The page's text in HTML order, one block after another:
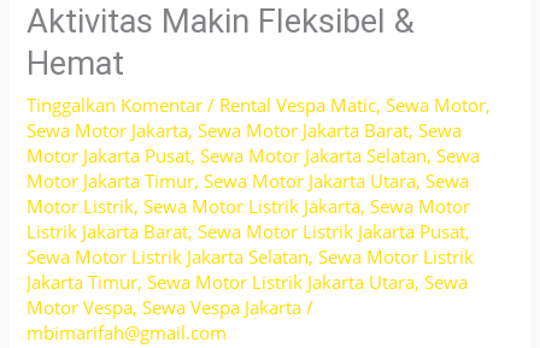
–
Unit
Terawat
&
Siap
Jalan
Aktivitas Makin Fleksibel &
Hemat
Tinggalkan Komentar / Rental Vespa Matic,Sewa Motor,
Sewa Motor Jakarta,Sewa Motor Jakarta Barat,Sewa
Motor Jakarta Pusat,Sewa Motor Jakarta Selatan,Sewa
Motor Jakarta Timur,Sewa Motor Jakarta Utara,Sewa
Motor Listrik,Sewa Motor Listrik Jakarta,Sewa Motor
Listrik Jakarta Barat,Sewa Motor Listrik Jakarta Pusat,
Sewa Motor Listrik Jakarta Selatan,Sewa Motor Listrik
Jakarta Timur,Sewa Motor Listrik Jakarta Utara,Sewa
Motor Vespa,Sewa Vespa Jakarta /
mbimarifah@gmail.com